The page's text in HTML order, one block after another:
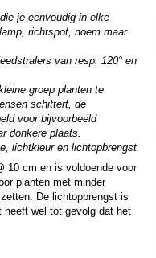
je eenvoudig in elke
richtspot, noem maar
van resp. 120° en
groep planten te
schittert, de
voor bijvoorbeeld
donkere plaats.
lichtkleur en lichtopbrengst.
10 cm en is voldoende voor
planten met minder
De lichtopbrengst is
wel tot gevolg dat het